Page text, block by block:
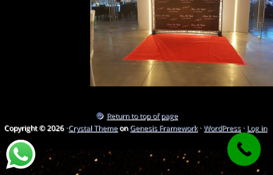
Return to top of page
Copyright © 2026 ·Crystal ThemeonGenesis Framework·WordPress· Log in